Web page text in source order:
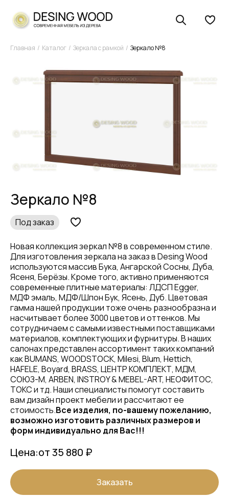
Главная Каталог Зеркала с рамкой Зеркало №8
Зеркало №8
Под заказ
Новая коллекция зеркал №8 в современном стиле.
Для изготовления зеркала на заказ в Desing Wood
используются массив Бука, Ангарской Сосны, Дуба,
Ясеня, Берёзы. Кроме того, активно применяются
современные плитные материалы: ЛДСП Egger,
МДФ эмаль, МДФ/Шпон Бук, Ясень, Дуб. Цветовая
гамма нашей продукции тоже очень разнообразна и
насчитывает более 3000 цветов и оттенков. Мы
сотрудничаем с самыми известными поставщиками
материалов, комплектующих и фурнитуры. В наших
салонах представлен ассортимент таких компаний
как BUMANS, WOODSTOCK, Milesi, Blum, Hettich,
HAFELE, Boyard, BRASS, ЦЕНТР КОМПЛЕКТ, МДМ,
СОЮЗ-М, ARBEN, INSTROY & MEBEL-ART, НЕОФИТОС,
ТОКС и тд. Наши специалисты помогут составить
вам дизайн проект мебели и рассчитают ее
стоимость.Все изделия, по-вашему пожеланию,
возможно изготовить различных размеров и
форм индивидуально для Вас!!!
Цена:от 35 880 ₽
Заказать